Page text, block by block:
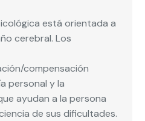
está orientada a
cerebral. Los
compensación
personal y la
ayudan a la persona
de sus dificultades.